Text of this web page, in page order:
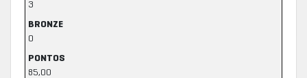
3
BRONZE
0
PONTOS
85,00